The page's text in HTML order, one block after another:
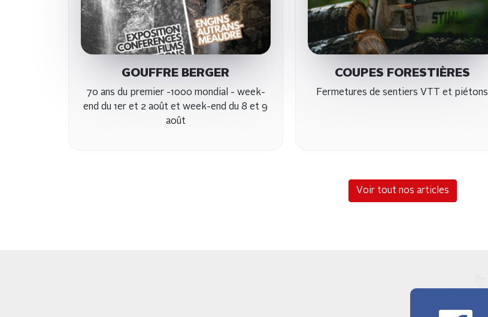
GOUFFRE BERGER
70 ans du premier -1000 mondial - week-
end du 1er et 2 août et week-end du 8 et 9
août
COUPES FORESTIÈRES
Fermetures de sentiers VTT et piétons
Voir tout nos articles